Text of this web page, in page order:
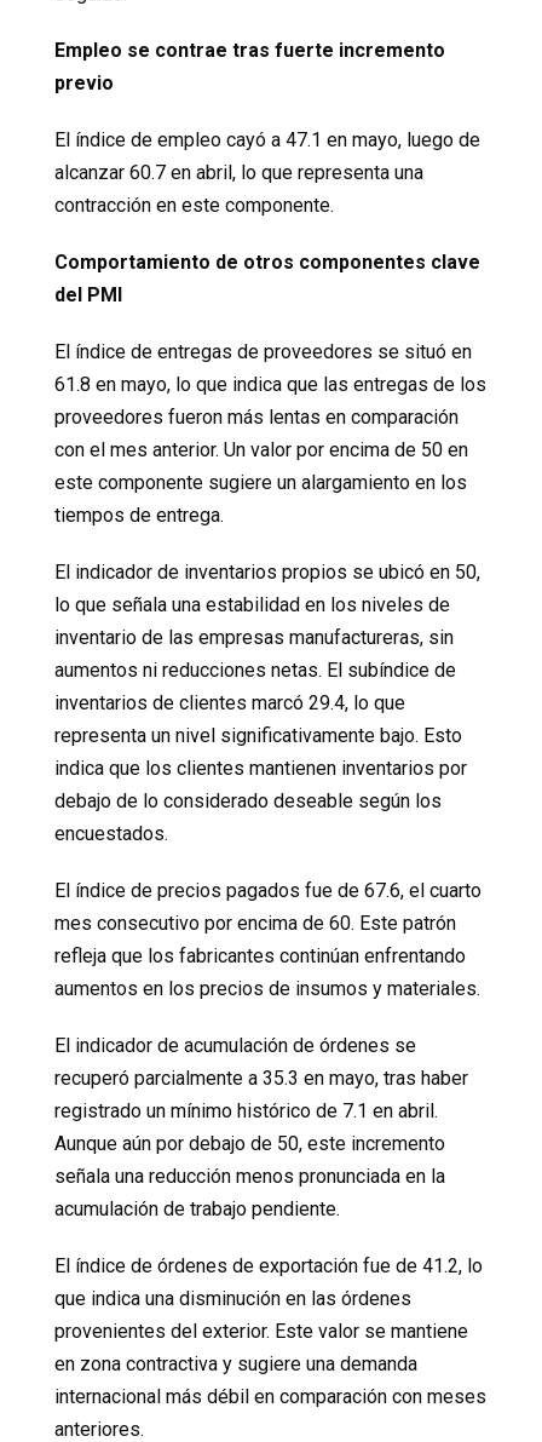
Empleo se contrae tras fuerte incremento
previo
El índice de empleo cayó a 47.1 en mayo, luego de
alcanzar 60.7 en abril, lo que representa una
contracción en este componente.
Comportamiento de otros componentes clave
del PMI
El índice de entregas de proveedores se situó en
61.8 en mayo, lo que indica que las entregas de los
proveedores fueron más lentas en comparación
con el mes anterior. Un valor por encima de 50 en
este componente sugiere un alargamiento en los
tiempos de entrega.
El indicador de inventarios propios se ubicó en 50,
lo que señala una estabilidad en los niveles de
inventario de las empresas manufactureras, sin
aumentos ni reducciones netas. El subíndice de
inventarios de clientes marcó 29.4, lo que
representa un nivel significativamente bajo. Esto
indica que los clientes mantienen inventarios por
debajo de lo considerado deseable según los
encuestados.
El índice de precios pagados fue de 67.6, el cuarto
mes consecutivo por encima de 60. Este patrón
refleja que los fabricantes continúan enfrentando
aumentos en los precios de insumos y materiales.
El indicador de acumulación de órdenes se
recuperó parcialmente a 35.3 en mayo, tras haber
registrado un mínimo histórico de 7.1 en abril.
Aunque aún por debajo de 50, este incremento
señala una reducción menos pronunciada en la
acumulación de trabajo pendiente.
El índice de órdenes de exportación fue de 41.2, lo
que indica una disminución en las órdenes
provenientes del exterior. Este valor se mantiene
en zona contractiva y sugiere una demanda
internacional más débil en comparación con meses
anteriores.